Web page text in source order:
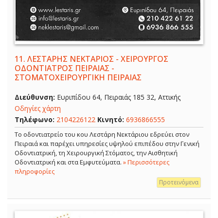
11. ΛΕΣΤΑΡΗΣ ΝΕΚΤΑΡΙΟΣ - ΧΕΙΡΟΥΡΓΟΣ
ΟΔΟΝΤΙΑΤΡΟΣ ΠΕΙΡΑΙΑΣ -
ΣΤΟΜΑΤΟΧΕΙΡΟΥΡΓΙΚΗ ΠΕΙΡΑΙΑΣ
Διεύθυνση: Ευριπίδου 64, Πειραιάς 185 32, Αττικής
Οδηγίες χάρτη
Τηλέφωνο: 2104226122 Κινητό: 6936866555
Το οδοντιατρείο του κου Λεστάρη Νεκτάριου εδρεύει στον
Πειραιά και παρέχει υπηρεσίες υψηλού επιπέδου στην Γενική
Οδοντιατρική, τη Χειρουργική Στόματος, την Αισθητική
Οδοντιατρική και στα Εμφυτεύματα. » Περισσότερες
πληροφορίες
Προτεινόμενα